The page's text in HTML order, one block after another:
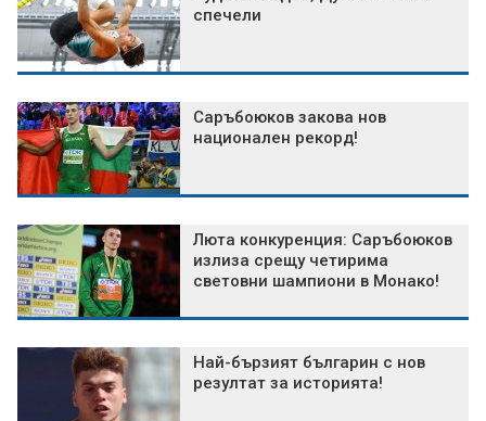
спечели
Саръбоюков закова нов
национален рекорд!
Люта конкуренция: Саръбоюков
излиза срещу четирима
световни шампиони в Монако!
Най-бързият българин с нов
резултат за историята!